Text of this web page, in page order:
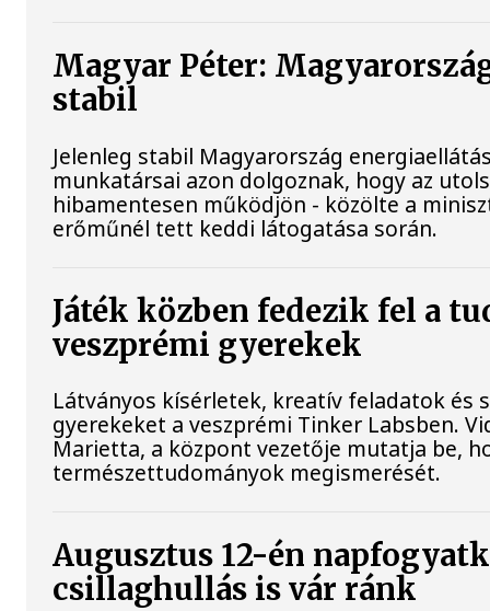
Magyar Péter:
stabil
Jelenleg stabil Magyarország
munkatársai azon dolgoznak, hogy az
hibamentesen működjön - közölte a
erőműnél tett keddi látogatása során.
Játék közben fedezik fel a
veszprémi gyerekek
Látványos kísérletek, kreatív feladatok és
gyerekeket a veszprémi Tinker Labsben.
Marietta, a központ vezetője mutatja be,
természettudományok megismerését.
Augusztus 12-én
csillaghullás is vár ránk